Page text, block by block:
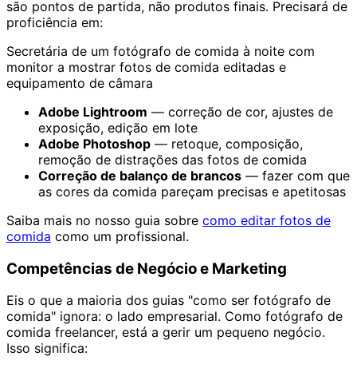
são pontos de partida, não produtos finais. Precisará de
proficiência em:
Secretária de um fotógrafo de comida à noite com
monitor a mostrar fotos de comida editadas e
equipamento de câmara
Adobe Lightroom — correção de cor, ajustes de
exposição, edição em lote
Adobe Photoshop — retoque, composição,
remoção de distrações das fotos de comida
Correção de balanço de brancos — fazer com que
as cores da comida pareçam precisas e apetitosas
Saiba mais no nosso guia sobre como editar fotos de
comida como um profissional.
Competências de Negócio e Marketing
Eis o que a maioria dos guias "como ser fotógrafo de
comida" ignora: o lado empresarial. Como fotógrafo de
comida freelancer, está a gerir um pequeno negócio.
Isso significa: